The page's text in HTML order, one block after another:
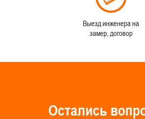
Выезд инженера на
замер, договор
Остались вопр